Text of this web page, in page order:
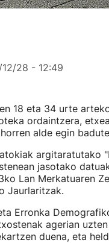
28 - 12:49
18 eta 34 urte
ordaintzera,
alde egin
argitaratutako
jasotako
Lan Merkatuaren
Jaurlaritzak.
Erronka
agerian
duena, eta